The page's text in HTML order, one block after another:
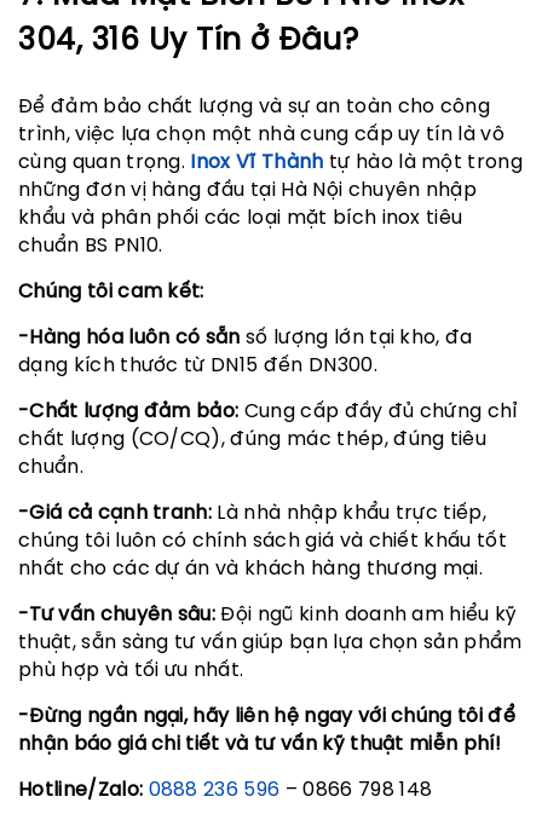
304, 316 Uy Tín ở Đâu?
Để đảm bảo chất lượng và sự an toàn cho công
trình, việc lựa chọn một nhà cung cấp uy tín là vô
cùng quan trọng. Inox Vĩ Thành tự hào là một trong
những đơn vị hàng đầu tại Hà Nội chuyên nhập
khẩu và phân phối các loại mặt bích inox tiêu
chuẩn BS PN10.
Chúng tôi cam kết:
-Hàng hóa luôn có sẵn số lượng lớn tại kho, đa
dạng kích thước từ DN15 đến DN300.
-Chất lượng đảm bảo: Cung cấp đầy đủ chứng chỉ
chất lượng (CO/CQ), đúng mác thép, đúng tiêu
chuẩn.
-Giá cả cạnh tranh: Là nhà nhập khẩu trực tiếp,
chúng tôi luôn có chính sách giá và chiết khấu tốt
nhất cho các dự án và khách hàng thương mại.
-Tư vấn chuyên sâu: Đội ngũ kinh doanh am hiểu kỹ
thuật, sẵn sàng tư vấn giúp bạn lựa chọn sản phẩm
phù hợp và tối ưu nhất.
-Đừng ngần ngại, hãy liên hệ ngay với chúng tôi để
nhận báo giá chi tiết và tư vấn kỹ thuật miễn phí!
Hotline/Zalo: 0888 236 596 – 0866 798 148